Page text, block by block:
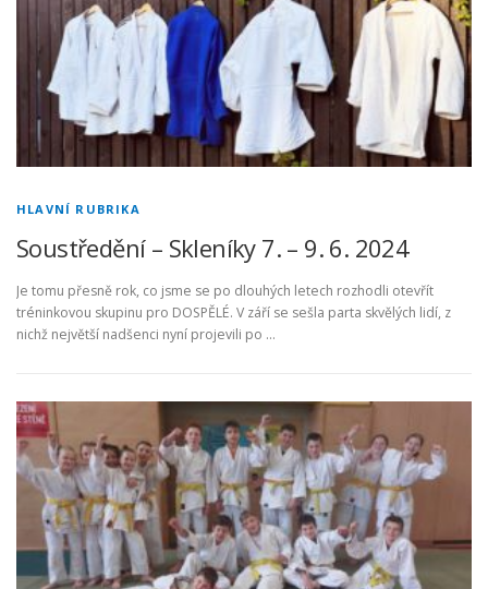
HLAVNÍ RUBRIKA
Soustředění – Skleníky 7. – 9. 6. 2024
Je tomu přesně rok, co jsme se po dlouhých letech rozhodli otevřít
tréninkovou skupinu pro DOSPĚLÉ. V září se sešla parta skvělých lidí, z
nichž největší nadšenci nyní projevili po …